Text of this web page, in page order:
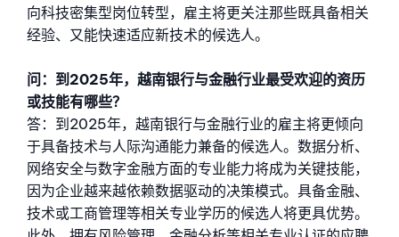
向科技密集型岗位转型，雇主将更关注那些既具备相关
经验、又能快速适应新技术的候选人。
问：到2025年，越南银行与金融行业最受欢迎的资历
或技能有哪些？
答：到2025年，越南银行与金融行业的雇主将更倾向
于具备技术与人际沟通能力兼备的候选人。数据分析、
网络安全与数字金融方面的专业能力将成为关键技能，
因为企业越来越依赖数据驱动的决策模式。具备金融、
技术或工商管理等相关专业学历的候选人将更具优势。